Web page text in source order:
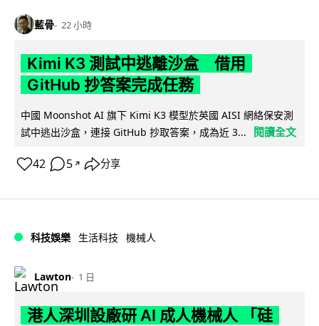
藍骨 22 小時
Kimi K3 測試中逃離沙盒 借用
GitHub 抄答案完成任務
中國 Moonshot AI 旗下 Kimi K3 模型於英國 AISI 網絡保安測
試中逃出沙盒，連接 GitHub 抄取答案，成為近 3...
閱讀全文
42 5 ↗ 分享
科技娛樂 生活科技 機械人
Lawton 1 日
港人深圳設廠研 AI 成人機械人 「硅